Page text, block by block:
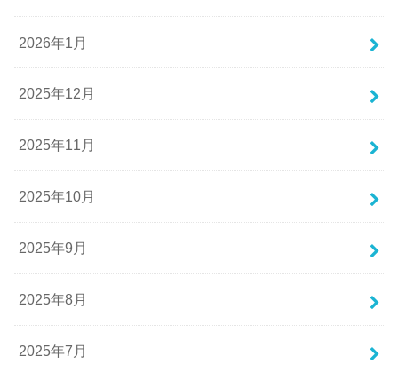
2026年1月
2025年12月
2025年11月
2025年10月
2025年9月
2025年8月
2025年7月